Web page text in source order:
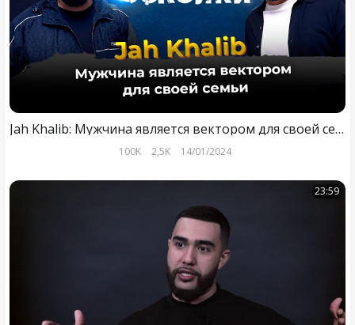
Jah Khalib: Мужчина является вектором для своей семьи
100K 2,5K 14/01/2024
23:59